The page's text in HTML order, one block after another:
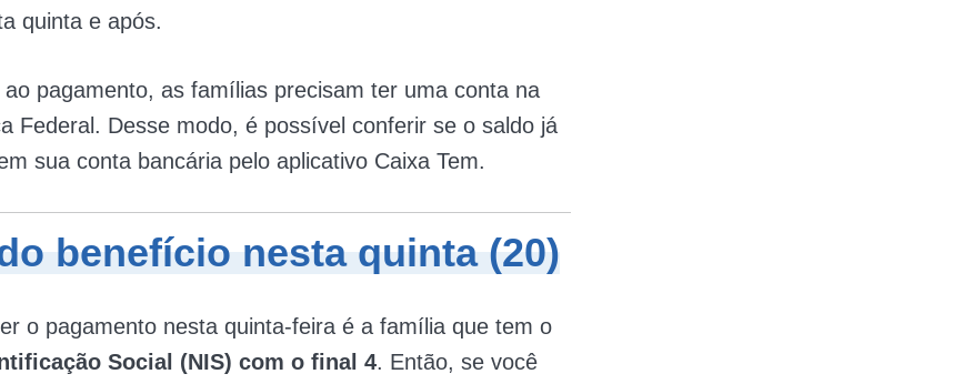
quinta e após.
pagamento, as famílias precisam ter uma conta na
Federal. Desse modo, é possível conferir se o saldo já
sua conta bancária pelo aplicativo Caixa Tem.
benefício nesta quinta (20)
o pagamento nesta quinta-feira é a família que tem o
Social (NIS) com o final 4. Então, se você